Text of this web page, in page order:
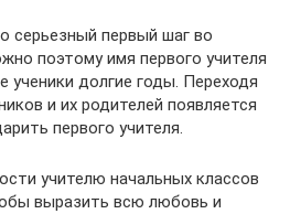
серьезный первый шаг во
поэтому имя первого учителя
ученики долгие годы. Переходя
и их родителей появляется
первого учителя.
учителю начальных классов
выразить всю любовь и